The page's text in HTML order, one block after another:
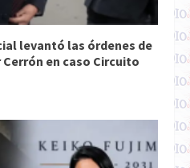
levantó las órdenes de
en caso Circuito